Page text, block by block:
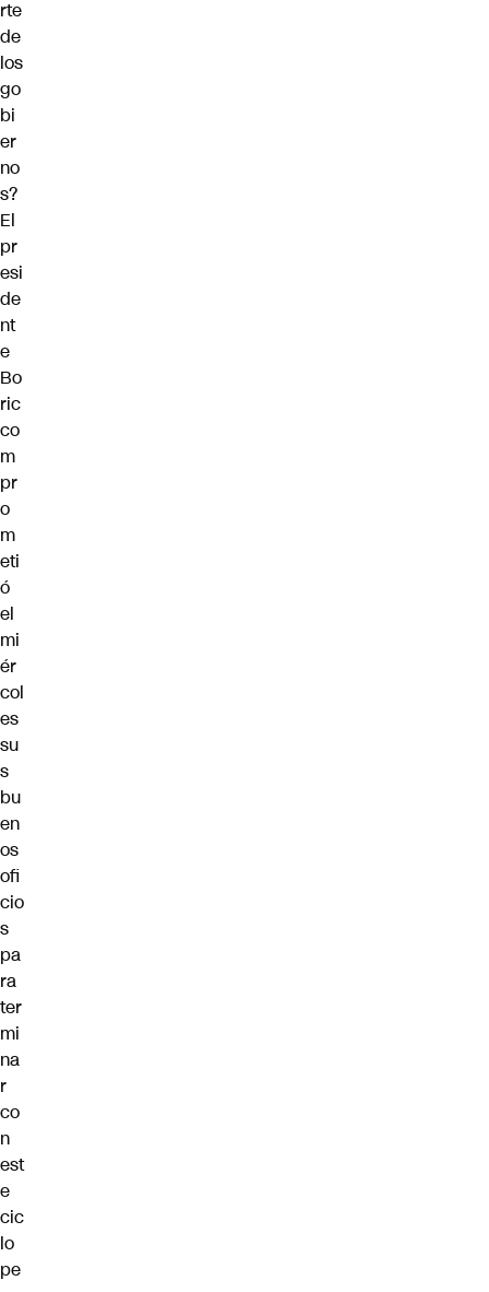
rte
de
los
go
bi
er
no
s?
El
pr
esi
de
nt
e
Bo
ric
co
m
pr
o
m
eti
ó
el
mi
ér
col
es
su
s
bu
en
os
ofi
cio
s
pa
ra
ter
mi
na
r
co
n
est
e
cic
lo
pe